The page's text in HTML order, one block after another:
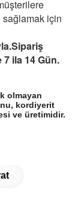
sağlamak için
7 ila 14 Gün.
olmayan
kordiyerit
ve üretimidir.